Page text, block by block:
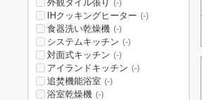
外観タイル張り (-)
IHクッキングヒーター (-)
食器洗い乾燥機 (-)
システムキッチン (-)
対面式キッチン (-)
アイランドキッチン (-)
追焚機能浴室 (-)
浴室乾燥機 (-)